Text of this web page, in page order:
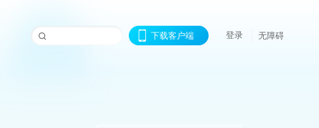
下载客户端 登录 无障碍